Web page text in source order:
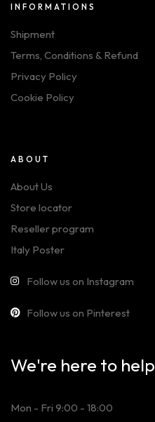
INFORMATIONS
Shipment
Terms, Conditions & Refund
Privacy Policy
Cookie Policy
ABOUT
About Us
Store locator
Reseller program
Italy Poster
Follow us on Instagram
Follow us on Pinterest
We're here to help
Mon - Fri 9:00 - 18:00